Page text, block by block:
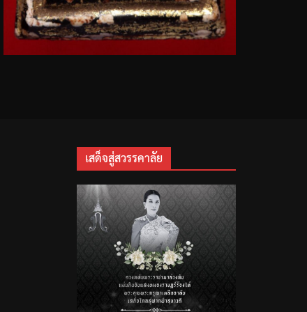
เสด็จสู่สวรรคาลัย